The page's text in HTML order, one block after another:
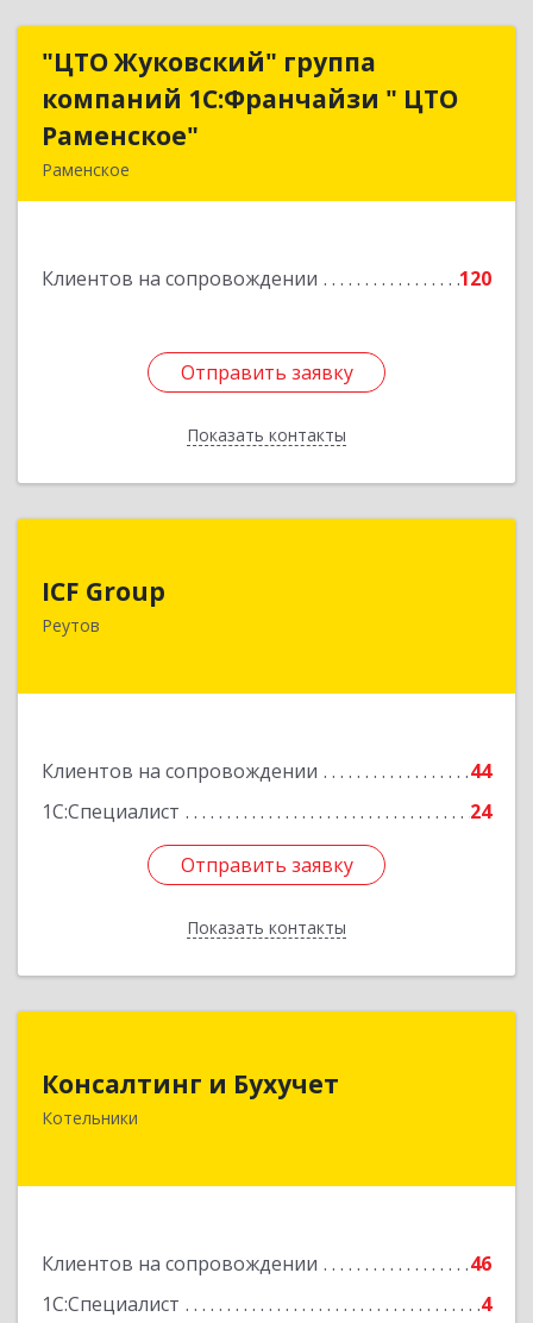
"ЦТО Жуковский" группа
компаний 1С:Франчайзи " ЦТО
Раменское"
Раменское
Клиентов на сопровождении 120
Отправить заявку
Показать контакты
"ЦТО Жуковский" группа
компаний 1С:Франчайзи " ЦТО
Подробнее
Отправить заявку
Назад
ICF Group
Реутов
Клиентов на сопровождении
44
1С:Специалист
24
Отправить заявку
Показать контакты
143965, Московская обл, г.о. Реутов, Реутов г,
Подробнее
Отправить заявку
Назад
Консалтинг и Бухучет
Котельники
Клиентов на сопровождении
46
1С:Специалист
4
140054, Московская обл, Котельники г,
Подробнее